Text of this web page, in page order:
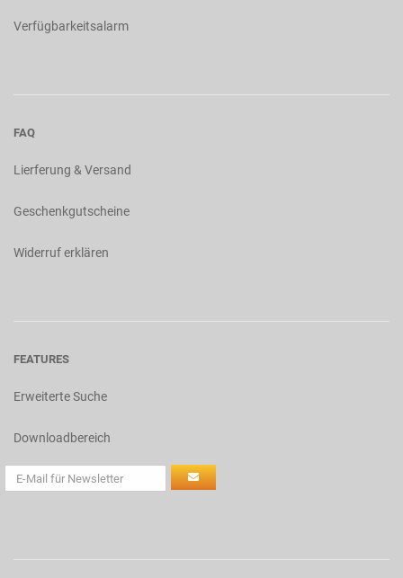
Verfügbarkeitsalarm
FAQ
Lierferung & Versand
Geschenkgutscheine
Widerruf erklären
FEATURES
Erweiterte Suche
Downloadbereich